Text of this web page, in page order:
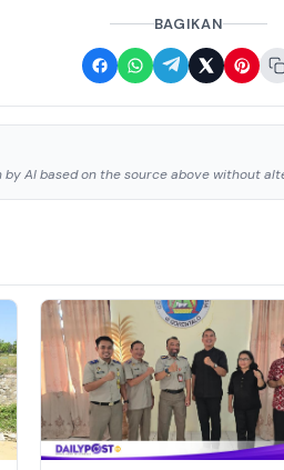
BAGIKAN
AI based on the source above without